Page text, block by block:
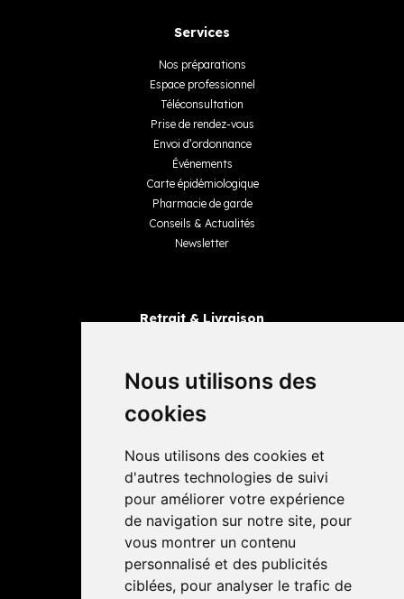
Nous utilisons des
cookies
Nous utilisons des cookies et
d'autres technologies de suivi
pour améliorer votre expérience
de navigation sur notre site, pour
vous montrer un contenu
personnalisé et des publicités
ciblées, pour analyser le trafic de
Services
Nos préparations
Espace professionnel
Téléconsultation
Prise de rendez-vous
Envoi d’ordonnance
Événements
Carte épidémiologique
Pharmacie de garde
Conseils & Actualités
Newsletter
Retrait & Livraison
Livraisons
4,4 / 5 65 avis